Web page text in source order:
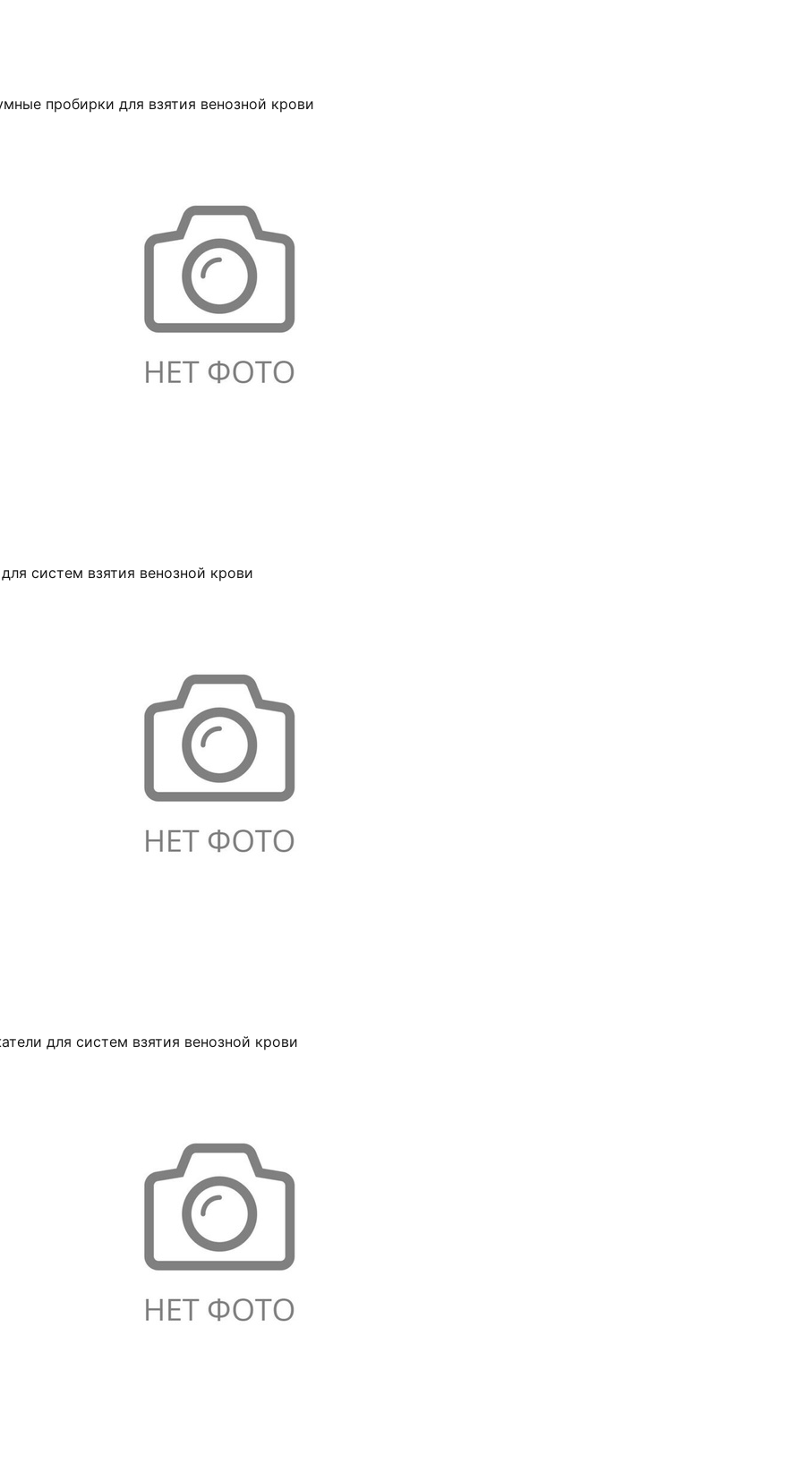
пробирки для взятия венозной крови
систем взятия венозной крови
для систем взятия венозной крови